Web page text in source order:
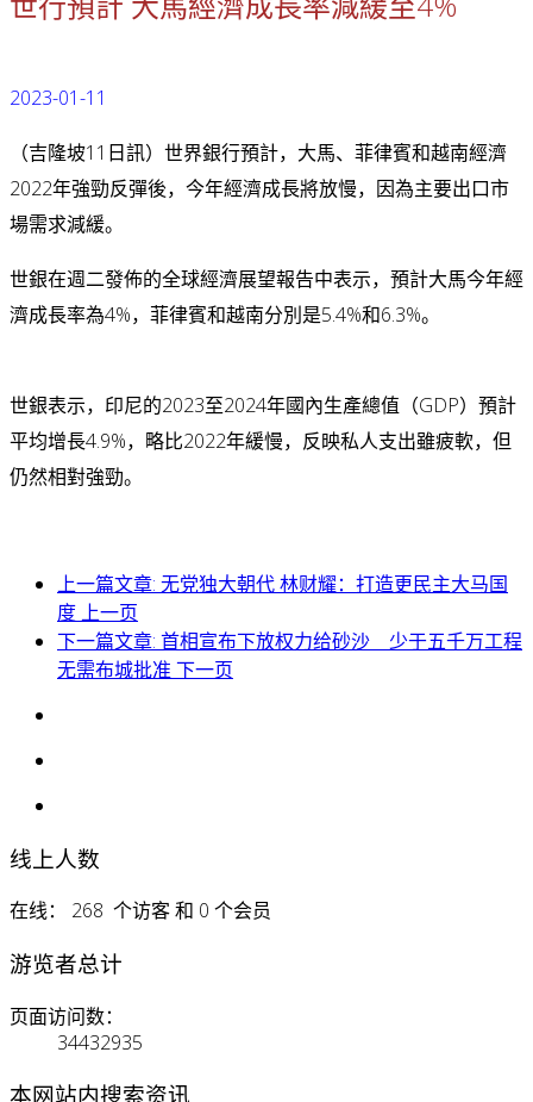
2023-01-11
（吉隆坡11日訊）世界銀行預計，大馬、菲律賓和越南經濟
2022年強勁反彈後，今年經濟成長將放慢，因為主要出口市
場需求減緩。
世銀在週二發佈的全球經濟展望報告中表示，預計大馬今年經
濟成長率為4%，菲律賓和越南分別是5.4%和6.3%。
世銀表示，印尼的2023至2024年國內生產總值（GDP）預計
平均增長4.9%，略比2022年緩慢，反映私人支出雖疲軟，但
仍然相對強勁。
上一篇文章: 无党独大朝代 林财耀：打造更民主大马国
度 上一页
下一篇文章: 首相宣布下放权力给砂沙 少于五千万工程
无需布城批准 下一页
线上人数
在线： 268 个访客 和 0 个会员
游览者总计
页面访问数：
34432935
本网站内搜索资讯